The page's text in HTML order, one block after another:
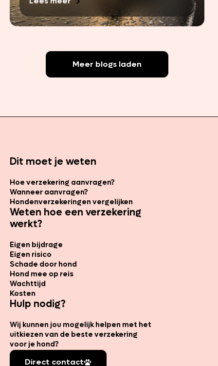
Meer blogs laden
Dit moet je weten
Hoe verzekering aanvragen?
Wanneer aanvragen?
Hondenverzekeringen vergelijken
Weten hoe een verzekering
werkt?
Eigen bijdrage
Eigen risico
Schade door hond
Hond mee op reis
Wachttijd
Kosten
Hulp nodig?
Wij kunnen jou mogelijk helpen met het
uitkiezen van de beste verzekering
voor je hond?
Direct contact